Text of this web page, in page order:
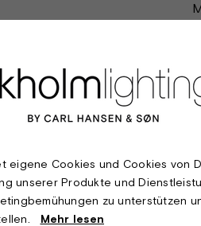
eigene Cookies und Cookies von
unserer Produkte und
zu unterstützen
Mehr lesen